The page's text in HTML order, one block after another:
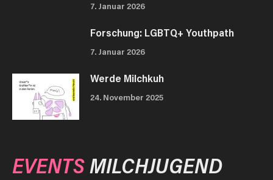
7. Januar 2026
Forschung: LGBTQ+ Youthpath
7. Januar 2026
Werde Milchkuh
24. November 2025
EVENTSMILCHJUGEND